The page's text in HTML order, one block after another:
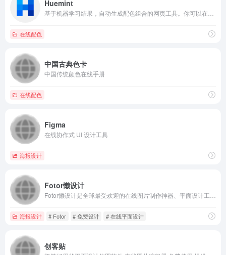
Huemint
在线配色
中国古典色卡
中国传统颜色在线手册
在线配色
Figma
在线协作式 UI 设计工具
海报设计
Fotor懒设计
海报设计 # Fotor # 免费设计 # 在线平面设计
创客贴